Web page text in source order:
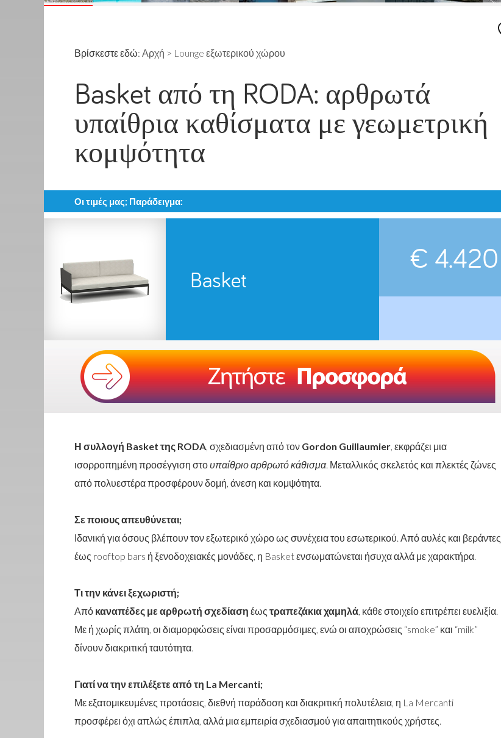
Βρίσκεστε εδώ: Αρχή > Lounge εξωτερικού χώρου
Basket από τη RODA: αρθρωτά
υπαίθρια καθίσματα με γεωμετρική
κομψότητα
Οι τιμές μας; Παράδειγμα:
Basket
€ 4.420
Η συλλογή Basket της RODA, σχεδιασμένη από τον Gordon Guillaumier, εκφράζει μια
ισορροπημένη προσέγγιση στουπαίθριο αρθρωτό κάθισμα. Μεταλλικός σκελετός και πλεκτές ζώνες
από πολυεστέρα προσφέρουν δομή, άνεση και κομψότητα.
Σε ποιους απευθύνεται;
Ιδανική για όσους βλέπουν τον εξωτερικό χώρο ως συνέχεια του εσωτερικού. Από αυλές και βεράντες
έως rooftop bars ή ξενοδοχειακές μονάδες, η Basket ενσωματώνεται ήσυχα αλλά με χαρακτήρα.
Τι την κάνει ξεχωριστή;
Από καναπέδες με αρθρωτή σχεδίαση έως τραπεζάκια χαμηλά, κάθε στοιχείο επιτρέπει ευελιξία.
Με ή χωρίς πλάτη, οι διαμορφώσεις είναι προσαρμόσιμες, ενώ οι αποχρώσεις “smoke” και “milk”
δίνουν διακριτική ταυτότητα.
Γιατί να την επιλέξετε από τη La Mercanti;
Με εξατομικευμένες προτάσεις, διεθνή παράδοση και διακριτική πολυτέλεια, η La Mercanti
προσφέρει όχι απλώς έπιπλα, αλλά μια εμπειρία σχεδιασμού για απαιτητικούς χρήστες.